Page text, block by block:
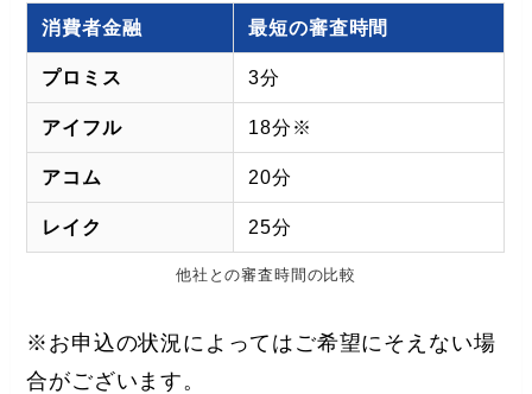
消費者金融 最短の審査時間
プロミス 3分
アイフル 18分※
アコム 20分
レイク 25分
他社との審査時間の比較
※お申込の状況によってはご希望にそえない場
合がございます。